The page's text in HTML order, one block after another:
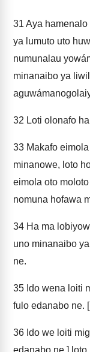
31 Aya
ya lumuto uto
numunalau
minanaibo ya
32 Loti olonafo
33 Makafo
minanowe, loto
eimola oto
nomuna hofawa
34 Ha ma
uno minanaibo
ne.
35 Ido wena loiti
fulo edanabo ne. [
36 Ido we loiti
edanabo ne,] loto